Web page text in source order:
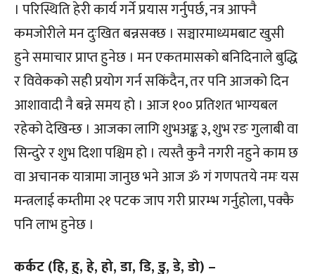
। परिस्थिति हेरी कार्य गर्ने प्रयास गर्नुपर्छ, नत्र आफ्नै
कमजोरीले मन दुःखित बन्नसक्छ । सञ्चारमाध्यमबाट खुसी
हुने समाचार प्राप्त हुनेछ । मन एकतमासको बनिदिनाले बुद्धि
र विवेकको सही प्रयोग गर्न सकिंदैन, तर पनि आजको दिन
आशावादी नै बन्ने समय हो । आज १०० प्रतिशत भाग्यबल
रहेको देखिन्छ । आजका लागि शुभअङ्क ३, शुभ रङ गुलाबी वा
सिन्दुरे र शुभ दिशा पश्चिम हो । त्यस्तै कुनै नगरी नहुने काम छ
वा अचानक यात्रामा जानुछ भने आज ॐ गं गणपतये नमः यस
मन्त्रलाई कम्तीमा २१ पटक जाप गरी प्रारम्भ गर्नुहोला, पक्कै
पनि लाभ हुनेछ ।
कर्कट (हि, हु, हे, हो, डा, डि, डु, डे, डो) –